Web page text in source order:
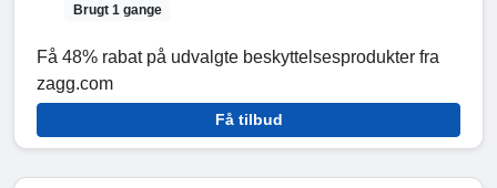
Brugt 1 gange
Få 48% rabat på udvalgte beskyttelsesprodukter fra
zagg.com
Få tilbud